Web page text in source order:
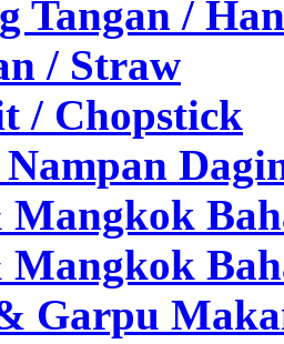
Tangan /
/ Straw
/ Chopstick
Garpu